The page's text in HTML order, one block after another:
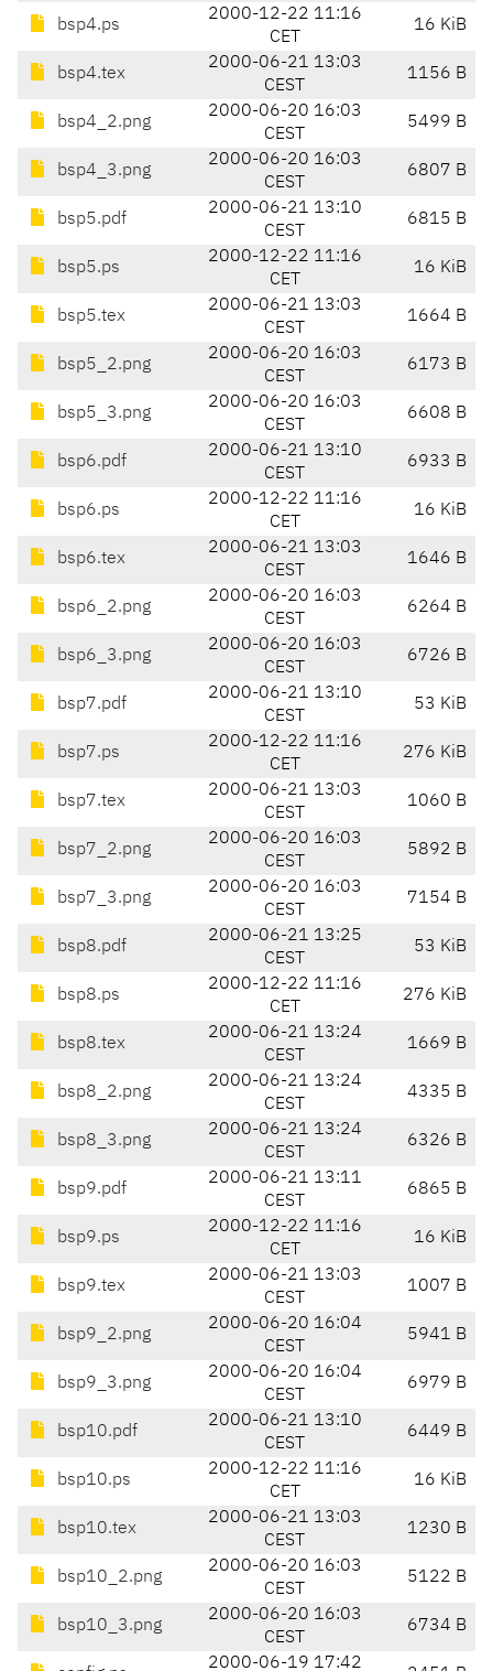
bsp4.ps
2000-12-22 11:16
CET
16 KiB
bsp4.tex
2000-06-21 13:03
CEST
1156 B
bsp4_2.png
2000-06-20 16:03
CEST
5499 B
bsp4_3.png
2000-06-20 16:03
CEST
6807 B
bsp5.pdf
2000-06-21 13:10
CEST
6815 B
bsp5.ps
2000-12-22 11:16
CET
16 KiB
bsp5.tex
2000-06-21 13:03
CEST
1664 B
bsp5_2.png
2000-06-20 16:03
CEST
6173 B
bsp5_3.png
2000-06-20 16:03
CEST
6608 B
bsp6.pdf
2000-06-21 13:10
CEST
6933 B
bsp6.ps
2000-12-22 11:16
CET
16 KiB
bsp6.tex
2000-06-21 13:03
CEST
1646 B
bsp6_2.png
2000-06-20 16:03
CEST
6264 B
bsp6_3.png
2000-06-20 16:03
CEST
6726 B
bsp7.pdf
2000-06-21 13:10
CEST
53 KiB
bsp7.ps
2000-12-22 11:16
CET
276 KiB
bsp7.tex
2000-06-21 13:03
CEST
1060 B
bsp7_2.png
2000-06-20 16:03
CEST
5892 B
bsp7_3.png
2000-06-20 16:03
CEST
7154 B
bsp8.pdf
2000-06-21 13:25
CEST
53 KiB
bsp8.ps
2000-12-22 11:16
CET
276 KiB
bsp8.tex
2000-06-21 13:24
CEST
1669 B
bsp8_2.png
2000-06-21 13:24
CEST
4335 B
bsp8_3.png
2000-06-21 13:24
CEST
6326 B
bsp9.pdf
2000-06-21 13:11
CEST
6865 B
bsp9.ps
2000-12-22 11:16
CET
16 KiB
bsp9.tex
2000-06-21 13:03
CEST
1007 B
bsp9_2.png
2000-06-20 16:04
CEST
5941 B
bsp9_3.png
2000-06-20 16:04
CEST
6979 B
bsp10.pdf
2000-06-21 13:10
CEST
6449 B
bsp10.ps
2000-12-22 11:16
CET
16 KiB
bsp10.tex
2000-06-21 13:03
CEST
1230 B
bsp10_2.png
2000-06-20 16:03
CEST
5122 B
bsp10_3.png
2000-06-20 16:03
CEST
6734 B
2000-06-19 17:42